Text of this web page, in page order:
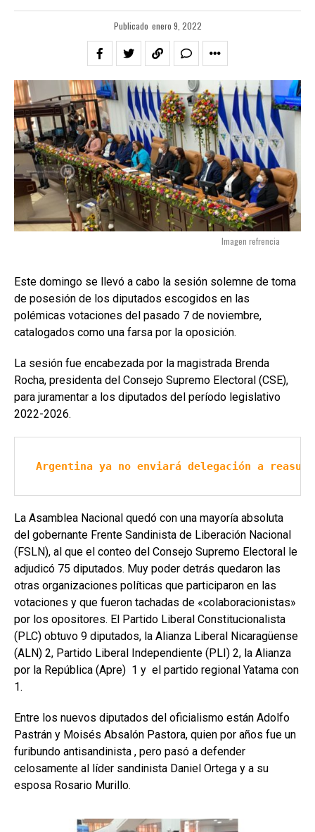
Publicado enero 9, 2022
Imagen refrencia
Este domingo se llevó a cabo la sesión solemne de toma
de posesión de los diputados escogidos en las
polémicas votaciones del pasado 7 de noviembre,
catalogados como una farsa por la oposición.
La sesión fue encabezada por la magistrada Brenda
Rocha, presidenta del Consejo Supremo Electoral (CSE),
para juramentar a los diputados del período legislativo
2022-2026.
Argentina ya no enviará delegación a
La Asamblea Nacional quedó con una mayoría absoluta
del gobernante Frente Sandinista de Liberación Nacional
(FSLN), al que el conteo del Consejo Supremo Electoral le
adjudicó 75 diputados. Muy poder detrás quedaron las
otras organizaciones políticas que participaron en las
votaciones y que fueron tachadas de «colaboracionistas»
por los opositores. El Partido Liberal Constitucionalista
(PLC) obtuvo 9 diputados, la Alianza Liberal Nicaragüense
(ALN) 2, Partido Liberal Independiente (PLI) 2, la Alianza
por la República (Apre) 1 y el partido regional Yatama con
1.
Entre los nuevos diputados del oficialismo están Adolfo
Pastrán y Moisés Absalón Pastora, quien por años fue un
furibundo antisandinista , pero pasó a defender
celosamente al líder sandinista Daniel Ortega y a su
esposa Rosario Murillo.